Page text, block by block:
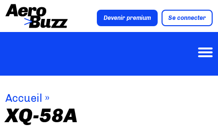
Devenir premium Se connecter
Accueil »
XQ-58A